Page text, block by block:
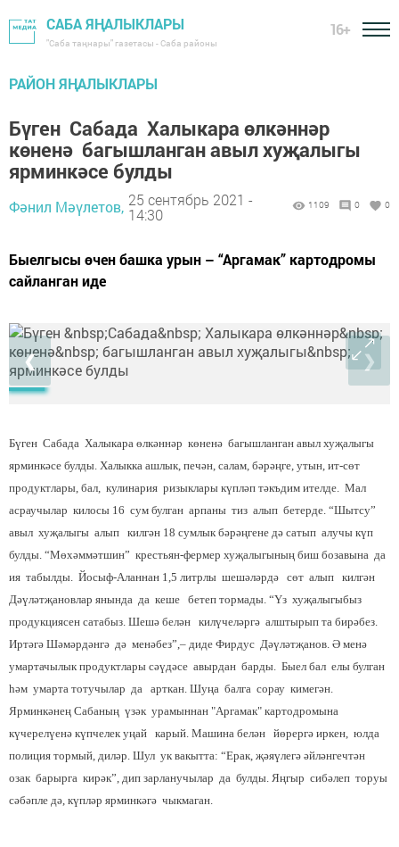
САБА ЯҢАЛЫКЛАРЫ
"Саба таңнары" газетасы - Саба районы
16+
РАЙОН ЯҢАЛЫКЛАРЫ
Бүген Сабада Халыкара өлкәннәр
көненә багышланган авыл хуҗалыгы
ярминкәсе булды
Фәнил Мәүлетов, 25 сентябрь 2021 -
14:30
1109 0 0
Быелгысы өчен башка урын – “Аргамак” картодромы
сайланган иде
❮ ❯
Бүген Сабада Халыкара өлкәннәр көненә багышланган авыл хуҗалыгы
ярминкәсе булды. Халыкка ашлык, печән, салам, бәрәңге, утын, ит-сөт
продуктлары, бал, кулинария ризыклары күпләп тәкъдим ителде. Мал
асраучылар килосы 16 сум булган арпаны тиз алып бетерде. “Шытсу”
авыл хуҗалыгы алып килгән 18 сумлык бәрәңгене дә сатып алучы күп
булды. “Мөхәммәтшин” крестьян-фермер хуҗалыгының биш бозавына да
ия табылды. Йосыф-Аланнан 1,5 литрлы шешәләрдә сөт алып килгән
Дәүләтҗановлар янында да кеше бетеп тормады. “Үз хуҗалыгыбыз
продукциясен сатабыз. Шешә белән килүчеләргә алштырып та бирәбез.
Иртәгә Шәмәрдәнгә дә менәбез”,– диде Фирдус Дәүләтҗанов. Ә менә
умартачылык продуктлары сәүдәсе авырдан барды. Быел бал елы булган
һәм умарта тотучылар да арткан. Шуңа балга сорау кимегән.
Ярминкәнең Сабаның үзәк урамыннан "Аргамак" картодромына
күчерелүенә күпчелек уңай карый. Машина белән йөрергә иркен, юлда
полиция тормый, диләр. Шул ук вакытта: “Ерак, җәяүлегә әйләнгечтән
озак барырга кирәк”, дип зарланучылар да булды. Яңгыр сибәлеп торуы
сәбәпле дә, күпләр ярминкәгә чыкмаган.